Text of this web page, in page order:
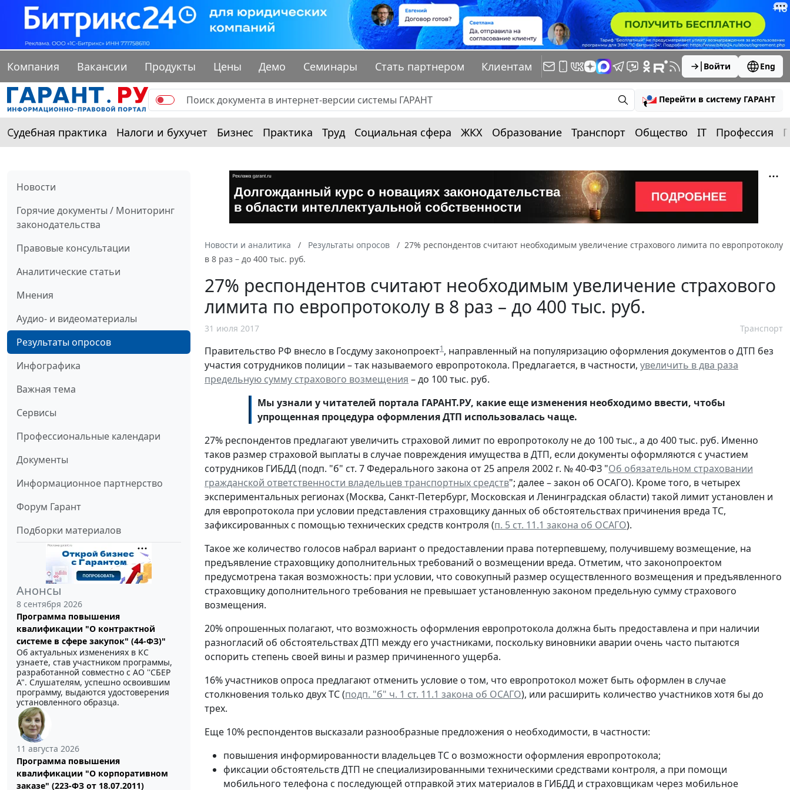
Компания Вакансии Продукты Цены Демо Семинары Стать партнером Клиентам Войти Eng
Перейти в систему ГАРАНТ
Судебная практика Налоги и бухучет Бизнес Практика Труд Социальная сфера ЖКХ Образование Транспорт Общество IT Профессия
Новости
Горячие документы / Мониторинг
законодательства
Правовые консультации
Аналитические статьи
Мнения
Аудио- и видеоматериалы
Результаты опросов
Инфографика
Важная тема
Сервисы
Профессиональные календари
Документы
Информационное партнерство
Форум Гарант
Подборки материалов
Анонсы
8 сентября 2026
Программа повышения
квалификации "О контрактной
системе в сфере закупок" (44-ФЗ)"
Об актуальных изменениях в КС
узнаете, став участником программы,
разработанной совместно с АО ''СБЕР
А". Слушателям, успешно освоившим
программу, выдаются удостоверения
установленного образца.
11 августа 2026
Программа повышения
квалификации "О корпоративном
заказе" (223-ФЗ от 18.07.2011)
Новости и аналитика Результаты опросов
27% респондентов считают необходимым увеличение страхового лимита по европротоколу
в 8 раз – до 400 тыс. руб.
27% респондентов считают необходимым увеличение страхового
лимита по европротоколу в 8 раз – до 400 тыс. руб.
31 июля 2017 Транспорт
Правительство РФ внесло в Госдуму законопроект1, направленный на популяризацию оформления документов о ДТП без
участия сотрудников полиции – так называемого европротокола. Предлагается, в частности, увеличить в два раза
предельную сумму страхового возмещения – до 100 тыс. руб.
Мы узнали у читателей портала ГАРАНТ.РУ, какие еще изменения необходимо ввести, чтобы
упрощенная процедура оформления ДТП использовалась чаще.
27% респондентов предлагают увеличить страховой лимит по европротоколу не до 100 тыс., а до 400 тыс. руб. Именно
таков размер страховой выплаты в случае повреждения имущества в ДТП, если документы оформляются с участием
сотрудников ГИБДД (подп. "б" ст. 7 Федерального закона от 25 апреля 2002 г. № 40-ФЗ "Об обязательном страховании
гражданской ответственности владельцев транспортных средств"; далее – закон об ОСАГО). Кроме того, в четырех
экспериментальных регионах (Москва, Санкт-Петербург, Московская и Ленинградская области) такой лимит установлен и
для европротокола при условии представления страховщику данных об обстоятельствах причинения вреда ТС,
зафиксированных с помощью технических средств контроля (п. 5 ст. 11.1 закона об ОСАГО).
Такое же количество голосов набрал вариант о предоставлении права потерпевшему, получившему возмещение, на
предъявление страховщику дополнительных требований о возмещении вреда. Отметим, что законопроектом
предусмотрена такая возможность: при условии, что совокупный размер осуществленного возмещения и предъявленного
страховщику дополнительного требования не превышает установленную законом предельную сумму страхового
возмещения.
20% опрошенных полагают, что возможность оформления европротокола должна быть предоставлена и при наличии
разногласий об обстоятельствах ДТП между его участниками, поскольку виновники аварии очень часто пытаются
оспорить степень своей вины и размер причиненного ущерба.
16% участников опроса предлагают отменить условие о том, что европротокол может быть оформлен в случае
столкновения только двух ТС (подп. "б" ч. 1 ст. 11.1 закона об ОСАГО), или расширить количество участников хотя бы до
трех.
Еще 10% респондентов высказали разнообразные предложения о необходимости, в частности:
повышения информированности владельцев ТС о возможности оформления европротокола;
фиксации обстоятельств ДТП не специализированными техническими средствами контроля, а при помощи
мобильного телефона с последующей отправкой этих материалов в ГИБДД и страховщикам через мобильное